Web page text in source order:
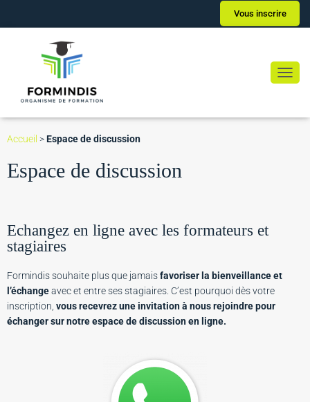
Vous inscrire
Accueil >Espace de discussion
Espace de discussion
Echangez en ligne avec les formateurs et
stagiaires
Formindis souhaite plus que jamaisfavoriser la bienveillance et
l’échangeavec et entre ses stagiaires. C’est pourquoi dès votre
inscription, vous recevrez une invitation à nous rejoindre pour
échanger sur notre espace de discussion en ligne.